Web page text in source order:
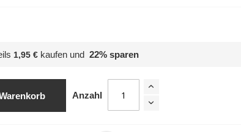
1,95 €kaufen und 22% sparen
Anzahl